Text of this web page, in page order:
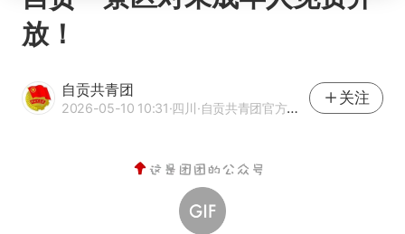
放！
自贡共青团
2026-05-10 10:31·四川·自贡共青团官方网易号
关注